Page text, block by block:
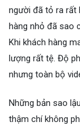
người đã tỏ ra rất
hàng nhỏ đã sao
Khi khách hàng
lượng rất tệ. Độ
nhưng toàn bộ
Những bản sao
thậm chí không